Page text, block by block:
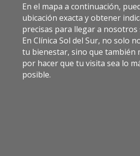
En el mapa a continuación,
ubicación exacta y obtener
precisas para llegar a nosotros
En Clínica Sol del Sur, no solo
tu bienestar, sino que también
por hacer que tu visita sea lo
posible.